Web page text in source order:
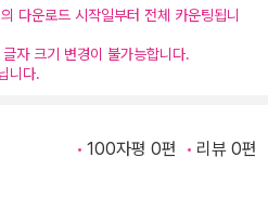
다운로드 시작일부터 전체 카운팅됩니
자 크기 변경이 불가능합니다.
니다.
100자평 0편 리뷰 0편